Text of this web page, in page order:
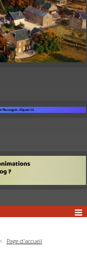
Page d'accueil